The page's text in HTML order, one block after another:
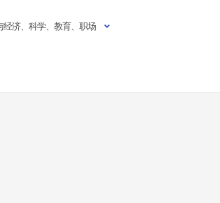
经济、科学、教育、职场